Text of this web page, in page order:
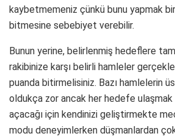
kaybetmemeniz çünkü bunu yapmak
bitmesine sebebiyet verebilir.
Bunun yerine, belirlenmiş hedeflere
rakibinize karşı belirli hamleler
puanda bitirmelisiniz. Bazı hamlelerin
oldukça zor ancak her hedefe ulaşmak
açacağı için kendinizi geliştirmekte
modu deneyimlerken düşmanlardan